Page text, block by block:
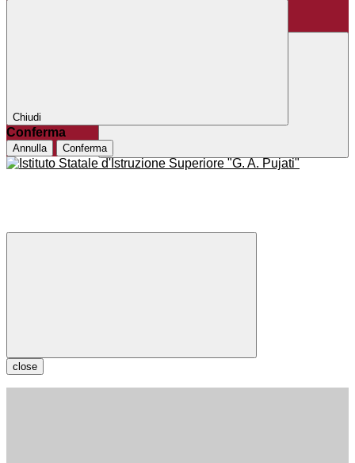
Chiudi
Conferma
Annulla Conferma
close